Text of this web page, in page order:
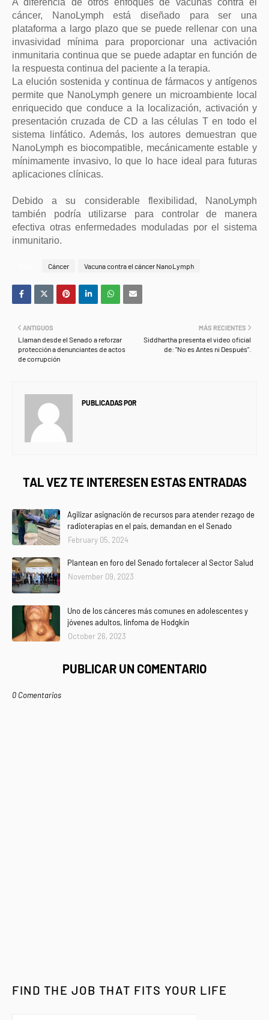
A diferencia de otros enfoques de vacunas contra el
cáncer, NanoLymph está diseñado para ser una
plataforma a largo plazo que se puede rellenar con una
invasividad mínima para proporcionar una activación
inmunitaria continua que se puede adaptar en función de
la respuesta continua del paciente a la terapia.
La elución sostenida y continua de fármacos y antígenos
permite que NanoLymph genere un microambiente local
enriquecido que conduce a la localización, activación y
presentación cruzada de CD a las células T en todo el
sistema linfático. Además, los autores demuestran que
NanoLymph es biocompatible, mecánicamente estable y
mínimamente invasivo, lo que lo hace ideal para futuras
aplicaciones clínicas.
Debido a su considerable flexibilidad, NanoLymph
también podría utilizarse para controlar de manera
efectiva otras enfermedades moduladas por el sistema
inmunitario.
Cáncer Vacuna contra el cáncer NanoLymph
MÁS RECIENTES
Siddhartha presenta el video oficial
de: "No es Antes ni Después".
ANTIGUOS
Llaman desde el Senado a reforzar
protección a denunciantes de actos
de corrupción
PUBLICADAS POR
TAL VEZ TE INTERESEN ESTAS ENTRADAS
Agilizar asignación de recursos para atender rezago de
radioterapias en el país, demandan en el Senado
February 05, 2024
Plantean en foro del Senado fortalecer al Sector Salud
November 09, 2023
Uno de los cánceres más comunes en adolescentes y
jóvenes adultos, linfoma de Hodgkin
October 26, 2023
PUBLICAR UN COMENTARIO
0 Comentarios
FIND THE JOB THAT FITS YOUR LIFE